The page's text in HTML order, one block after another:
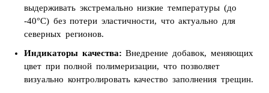
выдерживать экстремально низкие температуры (до
-40°C) без потери эластичности, что актуально для
северных регионов.
Индикаторы качества: Внедрение добавок, меняющих
цвет при полной полимеризации, что позволяет
визуально контролировать качество заполнения трещин.